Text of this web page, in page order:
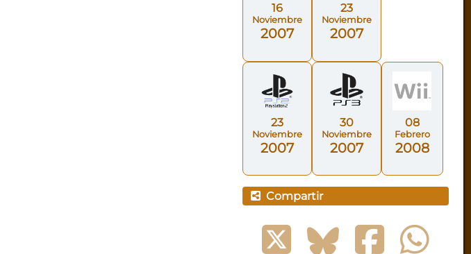
16
Noviembre
2007
23
Noviembre
2007
23
Noviembre
2007
30
Noviembre
2007
08
Febrero
2008
Compartir